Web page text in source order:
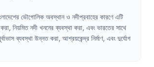
ভৌগোলিক অবস্থান ও নদীপ্রবাহের কারণে এটি
করা, নিয়মিত নদী খননের ব্যবস্থা করা, এবং ভারতের সাথে
ব্যবস্থা উন্নত করা, আশ্রয়কেন্দ্র নির্মাণ, এবং দুর্যোগ